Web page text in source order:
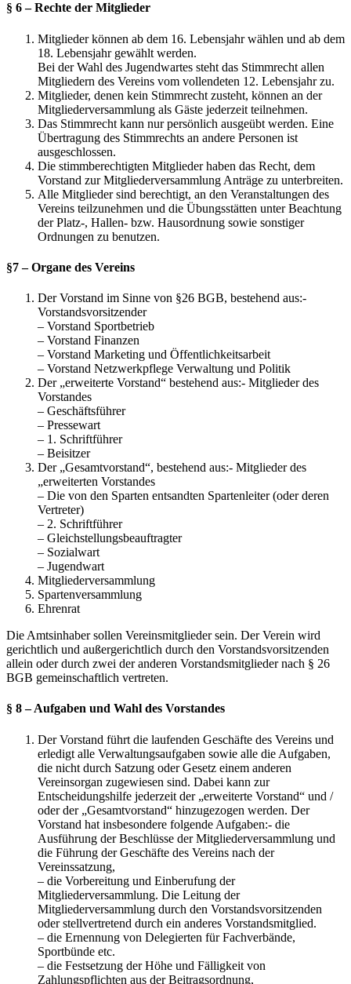
§ 6 – Rechte der Mitglieder
Mitglieder können ab dem 16. Lebensjahr wählen und ab dem
18. Lebensjahr gewählt werden.
Bei der Wahl des Jugendwartes steht das Stimmrecht allen
Mitgliedern des Vereins vom vollendeten 12. Lebensjahr zu.
Mitglieder, denen kein Stimmrecht zusteht, können an der
Mitgliederversammlung als Gäste jederzeit teilnehmen.
Das Stimmrecht kann nur persönlich ausgeübt werden. Eine
Übertragung des Stimmrechts an andere Personen ist
ausgeschlossen.
Die stimmberechtigten Mitglieder haben das Recht, dem
Vorstand zur Mitgliederversammlung Anträge zu unterbreiten.
Alle Mitglieder sind berechtigt, an den Veranstaltungen des
Vereins teilzunehmen und die Übungsstätten unter Beachtung
der Platz-, Hallen- bzw. Hausordnung sowie sonstiger
Ordnungen zu benutzen.
§7 – Organe des Vereins
Der Vorstand im Sinne von §26 BGB, bestehend aus:-
Vorstandsvorsitzender
– Vorstand Sportbetrieb
– Vorstand Finanzen
– Vorstand Marketing und Öffentlichkeitsarbeit
– Vorstand Netzwerkpflege Verwaltung und Politik
Der „erweiterte Vorstand“ bestehend aus:- Mitglieder des
Vorstandes
– Geschäftsführer
– Pressewart
– 1. Schriftführer
– Beisitzer
Der „Gesamtvorstand“, bestehend aus:- Mitglieder des
„erweiterten Vorstandes
– Die von den Sparten entsandten Spartenleiter (oder deren
Vertreter)
– 2. Schriftführer
– Gleichstellungsbeauftragter
– Sozialwart
– Jugendwart
Mitgliederversammlung
Spartenversammlung
Ehrenrat
Die Amtsinhaber sollen Vereinsmitglieder sein. Der Verein wird
gerichtlich und außergerichtlich durch den Vorstandsvorsitzenden
allein oder durch zwei der anderen Vorstandsmitglieder nach § 26
BGB gemeinschaftlich vertreten.
§ 8 – Aufgaben und Wahl des Vorstandes
Der Vorstand führt die laufenden Geschäfte des Vereins und
erledigt alle Verwaltungsaufgaben sowie alle die Aufgaben,
die nicht durch Satzung oder Gesetz einem anderen
Vereinsorgan zugewiesen sind. Dabei kann zur
Entscheidungshilfe jederzeit der „erweiterte Vorstand“ und /
oder der „Gesamtvorstand“ hinzugezogen werden. Der
Vorstand hat insbesondere folgende Aufgaben:- die
Ausführung der Beschlüsse der Mitgliederversammlung und
die Führung der Geschäfte des Vereins nach der
Vereinssatzung,
– die Vorbereitung und Einberufung der
Mitgliederversammlung. Die Leitung der
Mitgliederversammlung durch den Vorstandsvorsitzenden
oder stellvertretend durch ein anderes Vorstandsmitglied.
– die Ernennung von Delegierten für Fachverbände,
Sportbünde etc.
– die Festsetzung der Höhe und Fälligkeit von
Zahlungspflichten aus der Beitragsordnung,